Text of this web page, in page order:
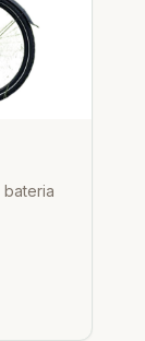
bateria